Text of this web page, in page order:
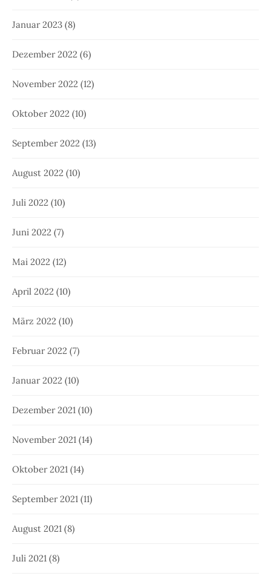
Januar 2023 (8)
Dezember 2022 (6)
November 2022 (12)
Oktober 2022 (10)
September 2022 (13)
August 2022 (10)
Juli 2022 (10)
Juni 2022 (7)
Mai 2022 (12)
April 2022 (10)
März 2022 (10)
Februar 2022 (7)
Januar 2022 (10)
Dezember 2021 (10)
November 2021 (14)
Oktober 2021 (14)
September 2021 (11)
August 2021 (8)
Juli 2021 (8)